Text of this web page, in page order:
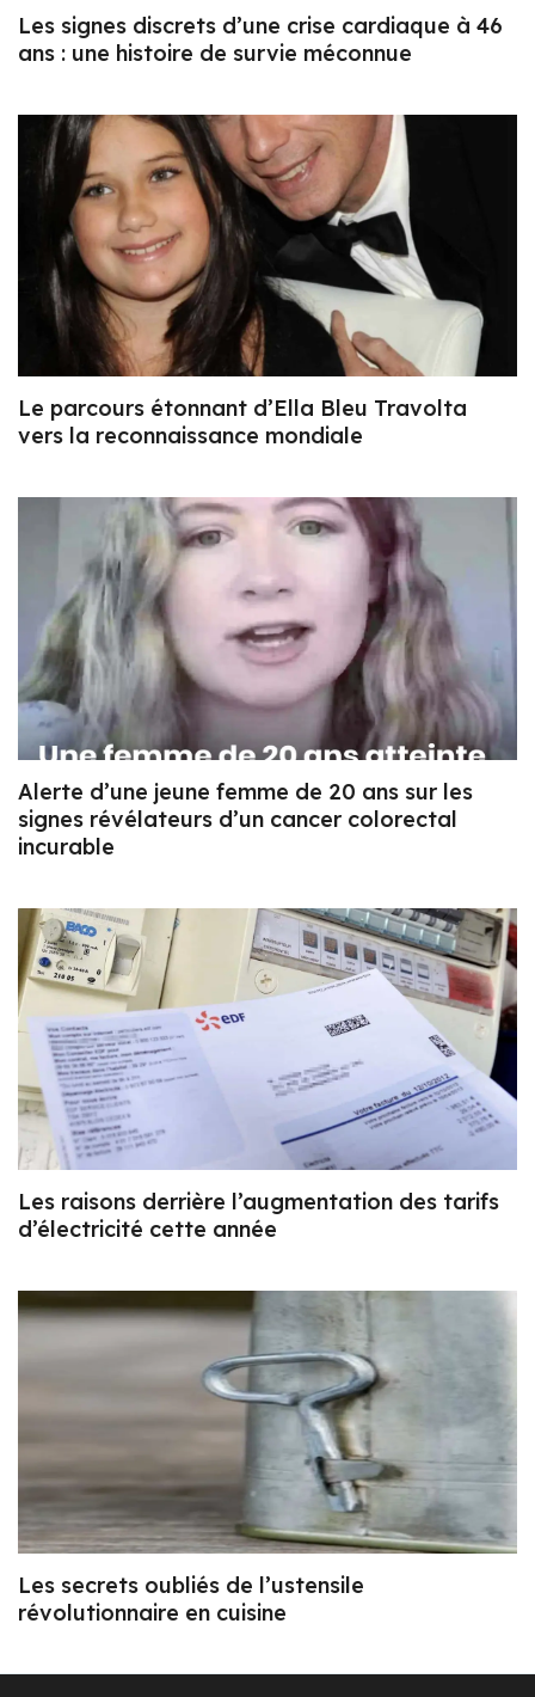
Les signes discrets d’une crise cardiaque à 46
ans : une histoire de survie méconnue
Le parcours étonnant d’Ella Bleu Travolta
vers la reconnaissance mondiale
Alerte d’une jeune femme de 20 ans sur les
signes révélateurs d’un cancer colorectal
incurable
Les raisons derrière l’augmentation des tarifs
d’électricité cette année
Les secrets oubliés de l’ustensile
révolutionnaire en cuisine